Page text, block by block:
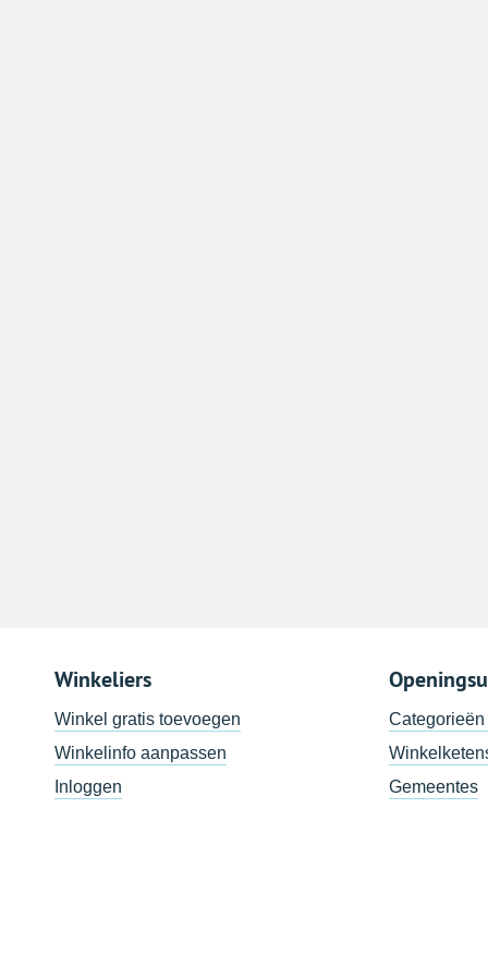
Winkeliers
Winkel gratis toevoegen
Winkelinfo aanpassen
Inloggen
Categorieën
Gemeentes